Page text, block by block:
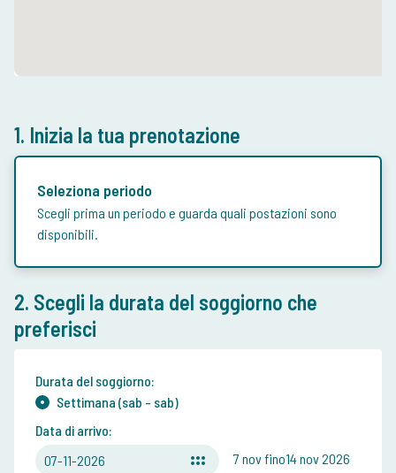
1. Inizia la tua prenotazione
Seleziona periodo
Scegli prima un periodo e guarda quali postazioni sono
disponibili.
2. Scegli la durata del soggiorno che
preferisci
Durata del soggiorno:
Settimana (sab - sab)
Data di arrivo:
07-11-2026
7 nov fino14 nov 2026